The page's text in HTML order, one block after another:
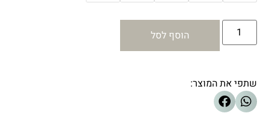
הוסף לסל
שתפי את המוצר: